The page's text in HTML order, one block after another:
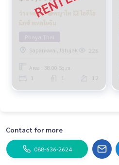
ว่าง พย 68 🔴พญาไท 💥 ไอดีโอ
มิกซ์ พหลโยธิน
Sapankwai,Jatujak
226
Area : 38.00 Sq.m.
1 1 12
Contact for more
088-636-2624